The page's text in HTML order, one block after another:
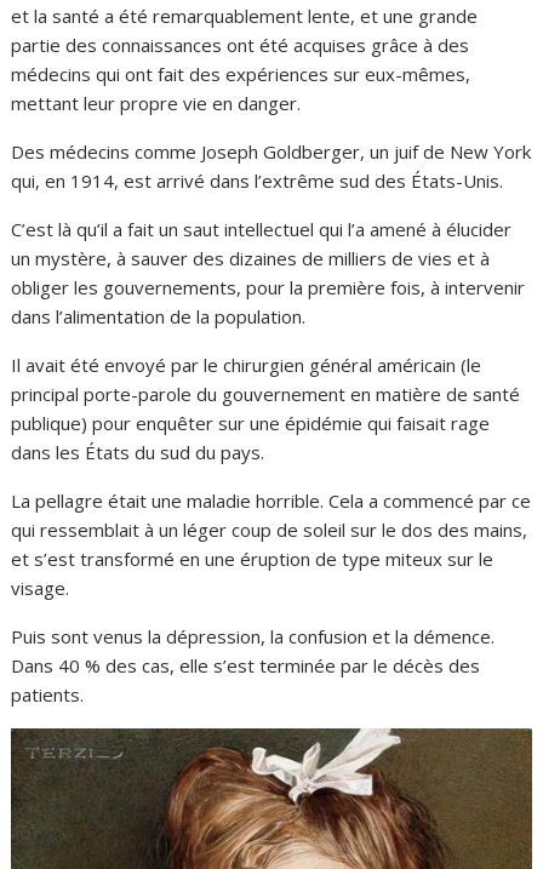
et la santé a été remarquablement lente, et une grande
partie des connaissances ont été acquises grâce à des
médecins qui ont fait des expériences sur eux-mêmes,
mettant leur propre vie en danger.
Des médecins comme Joseph Goldberger, un juif de New York
qui, en 1914, est arrivé dans l’extrême sud des États-Unis.
C’est là qu’il a fait un saut intellectuel qui l’a amené à élucider
un mystère, à sauver des dizaines de milliers de vies et à
obliger les gouvernements, pour la première fois, à intervenir
dans l’alimentation de la population.
Il avait été envoyé par le chirurgien général américain (le
principal porte-parole du gouvernement en matière de santé
publique) pour enquêter sur une épidémie qui faisait rage
dans les États du sud du pays.
La pellagre était une maladie horrible. Cela a commencé par ce
qui ressemblait à un léger coup de soleil sur le dos des mains,
et s’est transformé en une éruption de type miteux sur le
visage.
Puis sont venus la dépression, la confusion et la démence.
Dans 40 % des cas, elle s’est terminée par le décès des
patients.